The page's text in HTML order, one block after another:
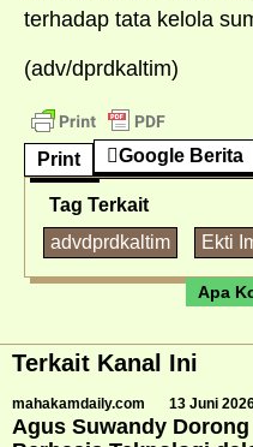
terhadap tata kelola
(adv/dprdkaltim)
Print Google Berita
Tag Terkait
advdprdkaltim
Ekti
Apa
Terkait Kanal Ini
mahakamdaily.com 13 Juni
Agus Suwandy